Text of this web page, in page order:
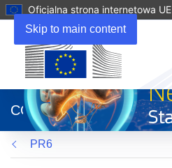
Skip to main content
Oficjalna strona internetowa UE
otworzy
się
w
nowym
oknie)
CORDIS
PR6